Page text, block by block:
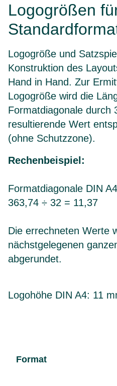
Logogrößen
Logogröße und
Konstruktion des
Hand in Hand. Zur
Logogröße wird die
Formatdiagonale durch
resultierende Wert
(ohne Schutzzone).
Rechenbeispiel:
Formatdiagonale DIN
363,74 ÷ 32 = 11,37
Die errechneten Werte
nächstgelegenen
abgerundet.
Logohöhe DIN A4: 11
Format